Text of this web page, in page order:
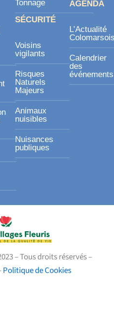
Tonnage
SÉCURITÉ
Voisins
vigilants
Risques
Naturels
Majeurs
Animaux
nuisibles
Nuisances
publiques
AGENDA
L’Actualité
Calendrier
des
événements
– Tous droits réservés –
Politique de Cookies